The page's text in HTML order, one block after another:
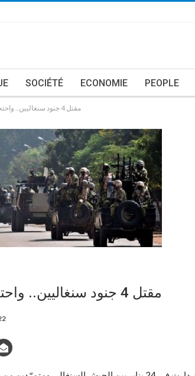
SOCIÉTÉ ECONOMIE PEOPLE
مقتل 4 جنود سنغاليين.. واحتجاز آخرين في غامبيا كرهائن
مقتل 4 جنود سنغاليين.. واحتجاز آخرين في غامبيا كرهائن